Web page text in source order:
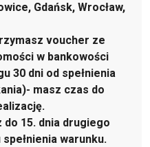
Gdańsk, Wrocław,
voucher ze
w bankowości
30 dni od spełnienia
masz czas do
15. dnia drugiego
warunku.